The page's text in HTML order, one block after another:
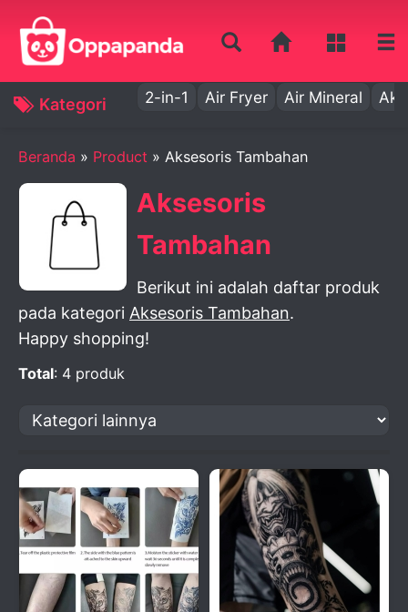
Kategori 2-in-1 Air Fryer Air Mineral Aki
Beranda » Product » Aksesoris Tambahan
Aksesoris
Tambahan
Berikut ini adalah daftar produk
pada kategori Aksesoris Tambahan.
Happy shopping!
Total: 4 produk